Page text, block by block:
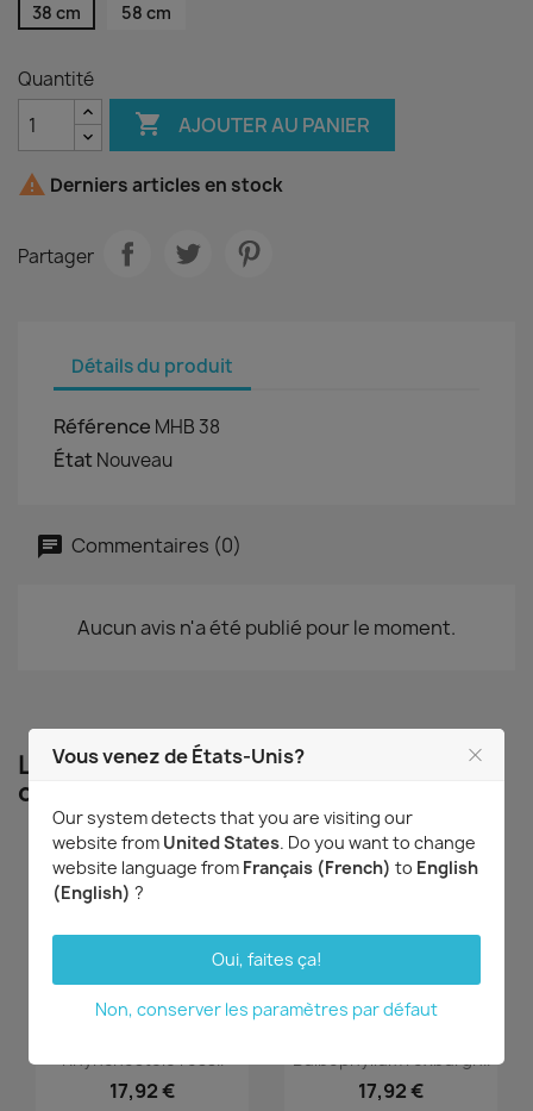
38 cm 58 cm
Quantité
 AJOUTER AU PANIER
 Derniers articles en stock
Partager
Détails du produit
Référence MHB 38
État Nouveau
Commentaires (0)
Aucun avis n'a été publié pour le moment.
Les clients qui ont acheté ce produit
ont également acheté...
Rhynchostele rossii
17,92 €
Bulbophyllum roxburghii
17,92 €
Vous venez de États-Unis?
Our system detects that you are visiting our
website from United States. Do you want to change
website language from Français (French) to English
(English) ?
Oui, faites ça!
Non, conserver les paramètres par défaut